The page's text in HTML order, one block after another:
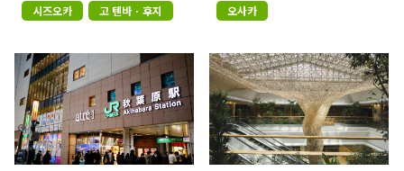
시즈오카
고 텐바 · 후지
오사카